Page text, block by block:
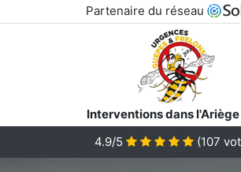
Partenaire du réseau
Interventions dans
4.9/5 (107